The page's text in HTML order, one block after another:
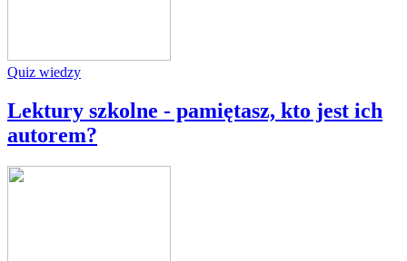
Quiz wiedzy
Lektury szkolne - pamiętasz, kto jest ich
autorem?